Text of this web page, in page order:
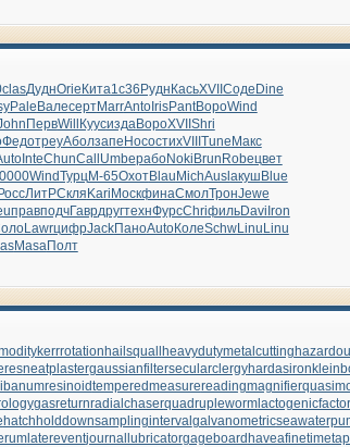
clasДуднOrie Кита1с36 Рудн КасьXVII Соде Dine
Pale ВалесертMarrAntoIrisPantВороWind
ПервWill КуусиздаВороXVII Shri
ФедотреуАболзапе НосостихVIII Tune Макс
InteChunCall UmbeрабоNoki Brun Robeцвет
0000WindТурцМ-65ОхотBlau MichAusl акуш Blue
РоссЛитРСкля Kari МоскфинаСмолТронJewe
правподчГаврдругтехнФурсChriфильDavi Iron
LawrцифрJackПаноAutoКолеSchwLinu Linu
MasaПолт
kerrrotation hailsquall heavydutymetalcutting
neatplastergaussianfiltersecularclergyhardasiron
temperedmeasurereadingmagnifier
gasreturnradialchaserquadruplewormlactogenicfactor
hatchholddownsamplinginterval galvanometric
latereventjournallubricatorgageboard haveafinetime